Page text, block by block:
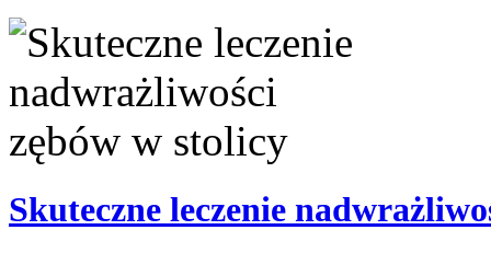
Skuteczne leczenie